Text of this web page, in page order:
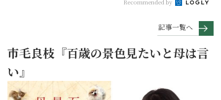
Recommended by
記事一覧へ
市毛良枝『百歳の景色見たいと母は言
い』